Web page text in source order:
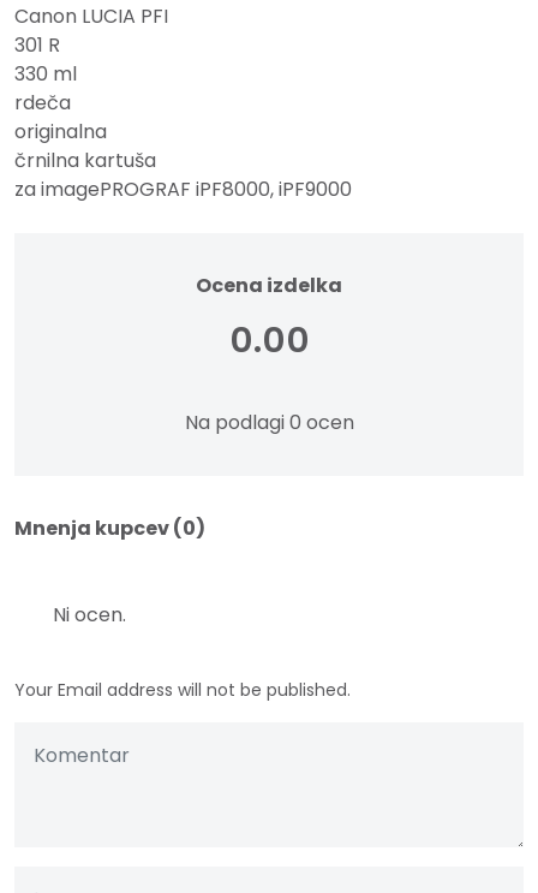
Canon LUCIA PFI
301 R
330 ml
rdeča
originalna
črnilna kartuša
za imagePROGRAF iPF8000, iPF9000
Mnenja kupcev (0)
Ni ocen.
Your Email address will not be published.
Ocena izdelka
0.00
Na podlagi 0 ocen